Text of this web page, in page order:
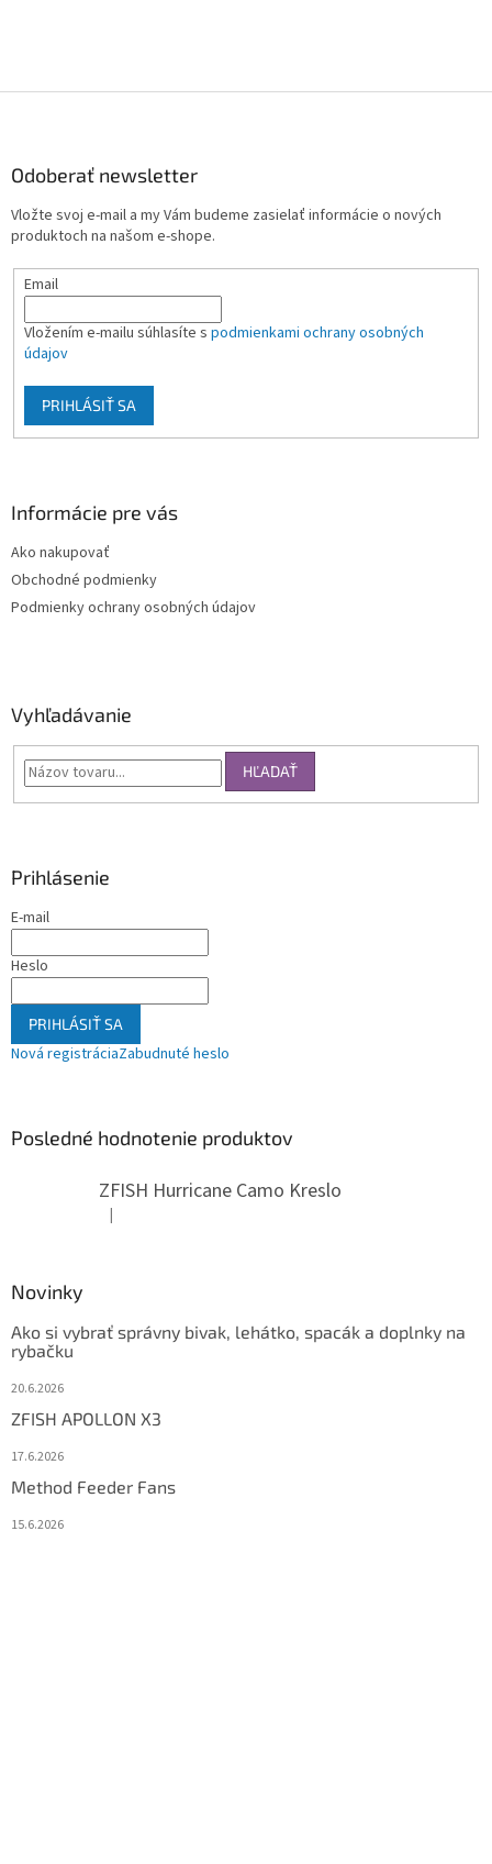
Odoberať newsletter
Vložte svoj e-mail a my Vám budeme zasielať informácie o nových
produktoch na našom e-shope.
Email
Vložením e-mailu súhlasíte s podmienkami ochrany osobných
údajov
PRIHLÁSIŤ SA
Informácie pre vás
Ako nakupovať
Obchodné podmienky
Podmienky ochrany osobných údajov
Vyhľadávanie
HĽADAŤ
Prihlásenie
E-mail
Heslo
PRIHLÁSIŤ SA
Nová registráciaZabudnuté heslo
Posledné hodnotenie produktov
ZFISH Hurricane Camo Kreslo
Hodnotenie produktu je 5 z 5 hviezdičiek.
|
Novinky
Ako si vybrať správny bivak, lehátko, spacák a doplnky na
rybačku
20.6.2026
ZFISH APOLLON X3
17.6.2026
Method Feeder Fans
15.6.2026